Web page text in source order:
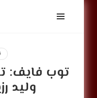
توب فايف:
وليد